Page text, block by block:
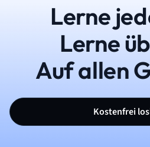
Lerne
Lerne
Auf allen
Kostenfrei